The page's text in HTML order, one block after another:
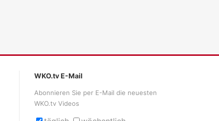
WKO.tv E-Mail
Abonnieren Sie per E-Mail die neuesten
WKO.tv Videos